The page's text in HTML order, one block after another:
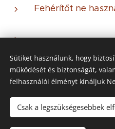
Fehérítőt ne
© 2021 Minden
Sütiket használunk, hogy
működését és biztonságát,
felhasználói élményt kínáljuk
Csak a legszükségesebbek